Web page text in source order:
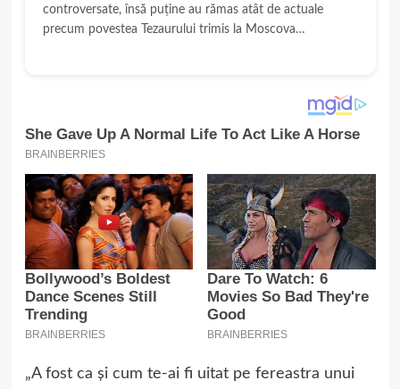
controversate, însă puține au rămas atât de actuale
precum povestea Tezaurului trimis la Moscova…
„A fost ca şi cum te-ai fi uitat pe fereastra unui